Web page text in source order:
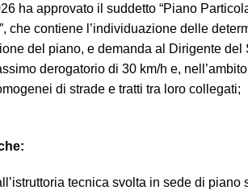
ha approvato il suddetto “Piano
che contiene l’individuazione delle
del piano, e demanda al Dirigente
derogatorio di 30 km/h e,
di strade e tratti tra loro collegati;
tecnica svolta in sede di